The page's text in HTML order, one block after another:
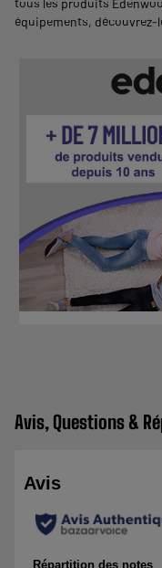
équipements, découvrez-
Avis, Questions &